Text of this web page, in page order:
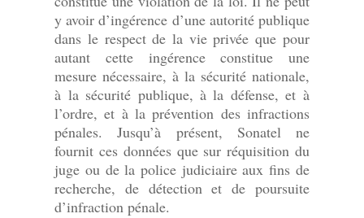
y avoir d’ingérence d’une autorité publique
dans le respect de la vie privée que pour
autant cette ingérence constitue une
mesure nécessaire, à la sécurité nationale,
à la sécurité publique, à la défense, et à
l’ordre, et à la prévention des infractions
pénales. Jusqu’à présent, Sonatel ne
fournit ces données que sur réquisition du
juge ou de la police judiciaire aux fins de
recherche, de détection et de poursuite
d’infraction pénale.